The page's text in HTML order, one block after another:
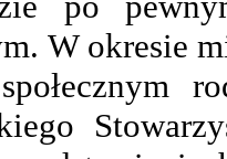
W okresie